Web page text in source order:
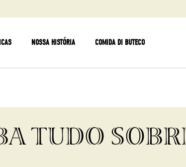
NOSSA HISTÓRIA COMIDA DI BUTECO
TUDO